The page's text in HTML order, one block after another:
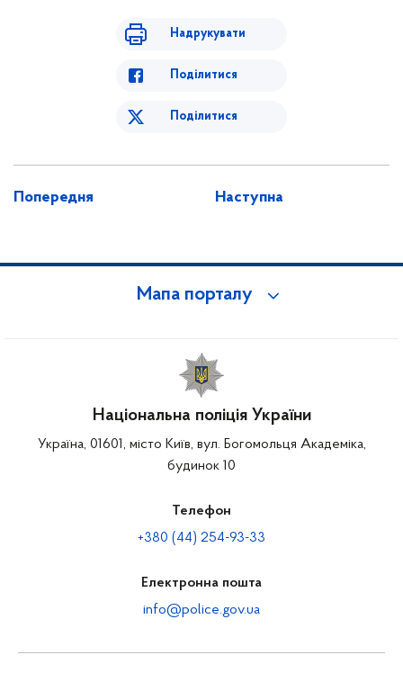
Надрукувати
Поділитися
Поділитися
Попередня Наступна
Мапа порталу
Національна поліція України
Україна, 01601, місто Київ, вул. Богомольця Академіка,
будинок 10
Телефон
+380 (44) 254-93-33
Електронна пошта
info@police.gov.ua